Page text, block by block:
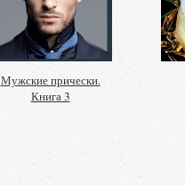
Мужские прически.
Книга 3